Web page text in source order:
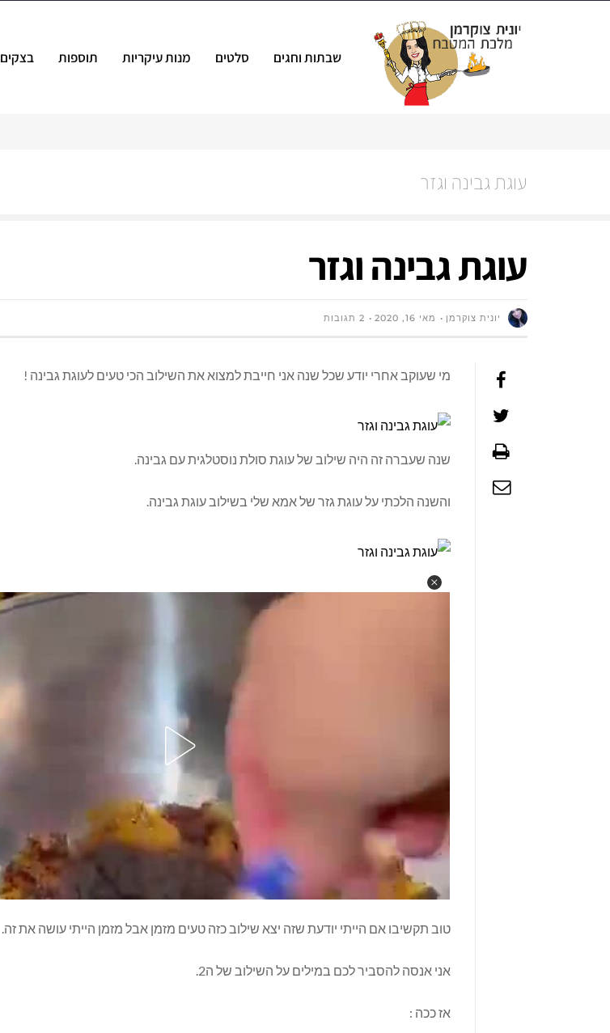
שבתות וחגים סלטים מנות עיקריות תוספות בצקים
עוגת גבינה וגזר
עוגת גבינה וגזר
יונית צוקרמן מאי 16, 2020 2 תגובות
מי שעוקב אחרי יודע שכל שנה אני חייבת למצוא את השילוב הכי טעים לעוגת גבינה !
שנה שעברה זה היה שילוב של עוגת סולת נוסטלגית עם גבינה.
והשנה הלכתי על עוגת גזר של אמא שלי בשילוב עוגת גבינה.
טוב תקשיבו אם הייתי יודעת שזה יצא שילוב כזה טעים מזמן אבל מזמן הייתי עושה את זה.
אני אנסה להסביר לכם במילים על השילוב של ה2.
אז ככה :